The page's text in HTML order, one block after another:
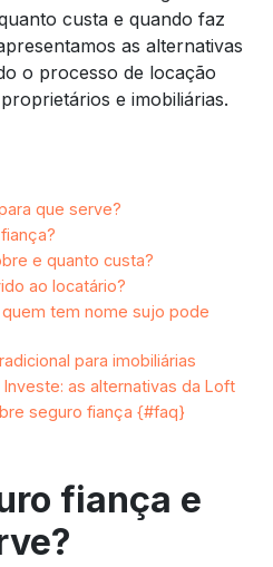
custa e quando faz
as alternativas
o processo de locação
e imobiliárias.
que serve?
e quanto custa?
ao locatário?
tem nome sujo pode
para imobiliárias
Investe: as alternativas da Loft
seguro fiança {#faq}
fiança e